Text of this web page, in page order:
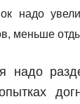
надо
меньше
надо